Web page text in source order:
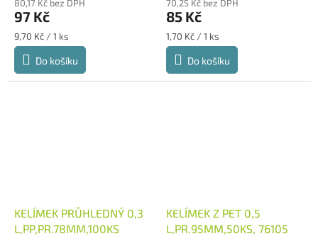
80,17 Kč bez DPH
97 Kč
Měrná
cena:
9,70 Kč / 1 ks
Do košíku
70,25 Kč bez DPH
85 Kč
Měrná
cena:
1,70 Kč / 1 ks
Do košíku
KELÍMEK PRŮHLEDNÝ 0,3
L,PP,PR.78MM,100KS
KELÍMEK Z PET 0,5
L,PR.95MM,50KS, 76105